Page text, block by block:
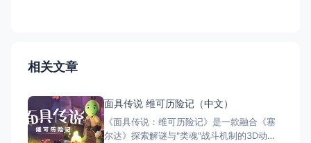
相关文章
面具传说 维可历险记（中文）
《面具传说：维可历险记》是一款融合《塞
尔达》探索解谜与"类魂"战斗机制的3D动作